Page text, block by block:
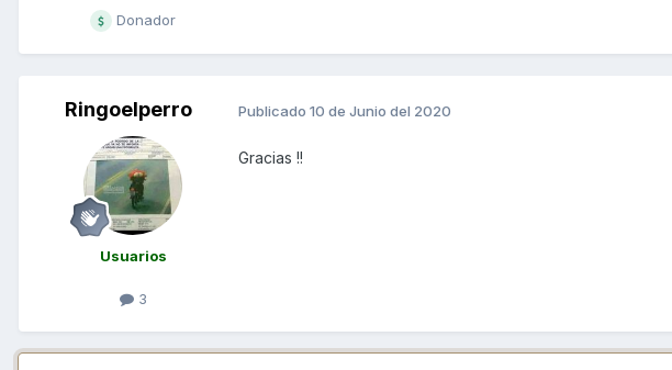
Donador
Ringoelperro
Usuarios
3
Publicado 10 de Junio del 2020
Gracias !!